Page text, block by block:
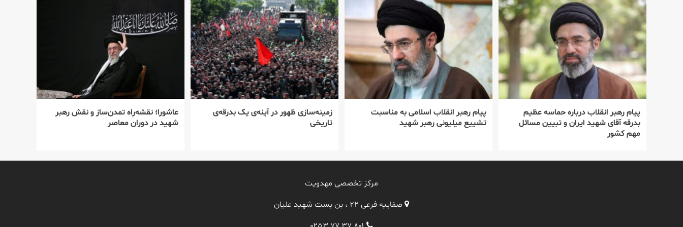
پیام رهبر انقلاب درباره حماسه عظیم
بدرقه آقای شهید ایران و تبیین مسائل
مهم کشور
پیام رهبر انقلاب اسلامی به مناسبت
تشییع میلیونی رهبر شهید
زمینه‌سازی ظهور در آینه‌ی یک بدرقه‌ی
تاریخی
عاشورا؛ نقشه‌راه تمدن‌ساز و نقش رهبر
شهید در دوران معاصر
مرکز تخصصی مهدویت
صفاییه فرعی ۲۲ ، بن بست شهید علیان